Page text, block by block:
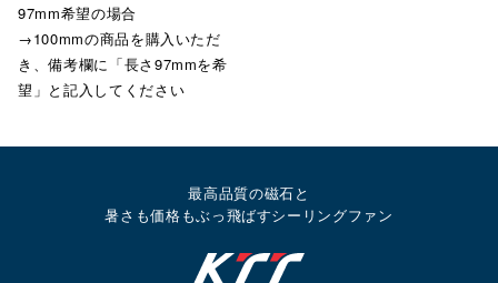
97mm希望の場合
→100mmの商品を購入いただ
き、備考欄に「長さ97mmを希
望」と記入してください
最高品質の磁石と
暑さも価格もぶっ飛ばすシーリングファン